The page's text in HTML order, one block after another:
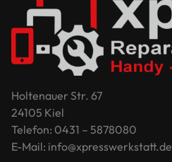
Holtenauer Str. 67
24105 Kiel
Telefon: 0431 – 5878080
E-Mail: info@xpresswerkstatt.de